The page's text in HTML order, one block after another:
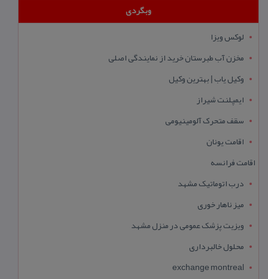
وبگردی
لوکس ویزا
مخزن آب طبرستان خرید از نمایندگی اصلی
وکیل یاب | بهترین وکیل
ایمپلنت شیراز
سقف متحرک آلومینیومی
اقامت یونان
اقامت فرانسه
درب اتوماتیک مشهد
میز ناهار خوری
ویزیت پزشک عمومی در منزل مشهد
محلول خالبرداری
exchange montreal